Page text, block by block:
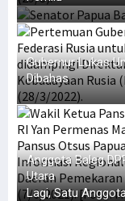
Gubernur Lukas
Dibahas
Anggota Baleg
Utara
Lagi, Satu